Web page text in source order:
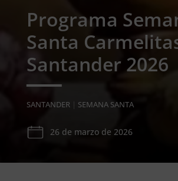
Programa
Santa
Santander 2026
SANTANDER| SEMANA SANTA
26 de marzo de 2026